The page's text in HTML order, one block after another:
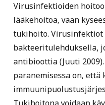
Virusinfektioiden
lääkehoitoa, vaan
tukihoito.
bakteeritulehduksella,
antibioottia (Juuti
paranemisessa on, että